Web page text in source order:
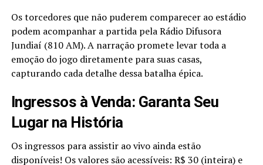
Os torcedores que não puderem comparecer ao estádio
podem acompanhar a partida pela Rádio Difusora
Jundiaí (810 AM). A narração promete levar toda a
emoção do jogo diretamente para suas casas,
capturando cada detalhe dessa batalha épica.
Ingressos à Venda: Garanta Seu
Lugar na História
Os ingressos para assistir ao vivo ainda estão
disponíveis! Os valores são acessíveis: R$ 30 (inteira) e